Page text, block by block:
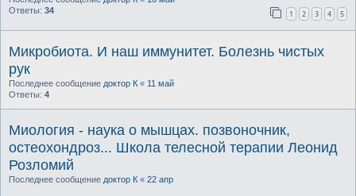
Ответы: 34 1 2 3 4 5
Микробиота. И наш иммунитет. Болезнь чистых
рук
Последнее сообщение доктор К « 11 май
Ответы: 4
Миология - наука о мышцах. позвоночник,
остеохондроз... Школа телесной терапии Леонид
Розломий
Последнее сообщение доктор К « 22 апр